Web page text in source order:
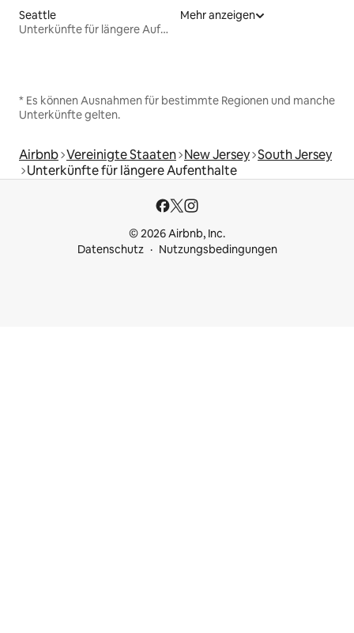
Seattle
Unterkünfte für längere Aufenthalte
Mehr anzeigen
* Es können Ausnahmen für bestimmte Regionen und manche
Unterkünfte gelten.
Airbnb Vereinigte Staaten New Jersey South Jersey
Unterkünfte für längere Aufenthalte
© 2026 Airbnb, Inc.
Datenschutz
Nutzungsbedingungen